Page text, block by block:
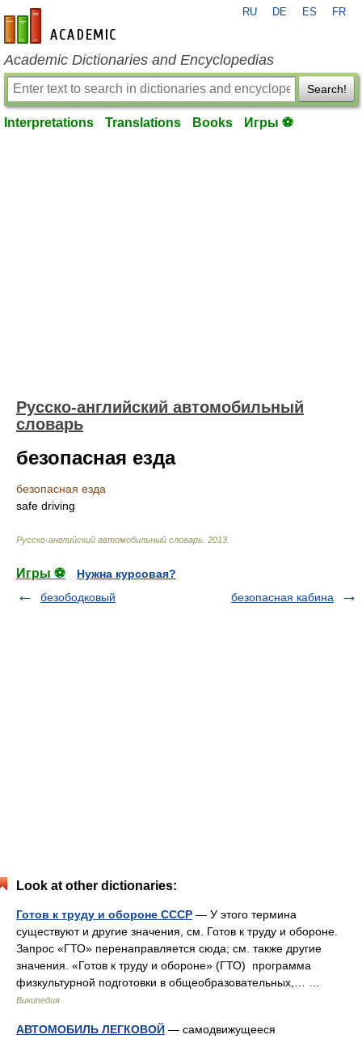
en-academic.com
RU DE ES FR
Academic Dictionaries and Encyclopedias
Search!
Interpretations Translations Books Игры ⚽
Русско-английский автомобильный
словарь
безопасная езда
безопасная езда
safe driving
Русско-английский автомобильный словарь 2013
Игры ⚽
Нужна курсовая?
безободковый
безопасная кабина
Look at other dictionaries:
Готов к труду и обороне СССР — У этого термина
существуют и другие значения, см. Готов к труду и обороне.
Запрос «ГТО» перенаправляется сюда; см. также другие
значения. «Готов к труду и обороне» (ГТО) программа
физкультурной подготовки в общеобразовательных,… …
Википедия
АВТОМОБИЛЬ ЛЕГКОВОЙ — самодвижущееся